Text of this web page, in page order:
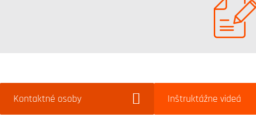
Kontaktné osoby Inštruktážne videá